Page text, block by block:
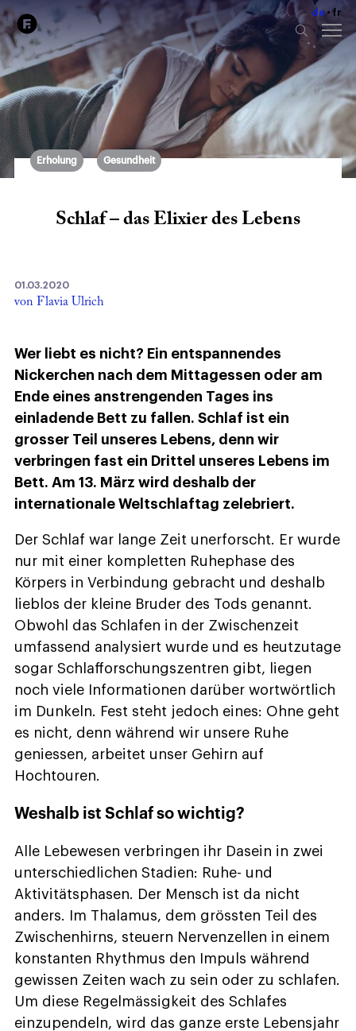
de fr
Erholung Gesundheit
Schlaf – das Elixier des Lebens
01.03.2020
von Flavia Ulrich
Wer liebt es nicht? Ein entspannendes
Nickerchen nach dem Mittagessen oder am
Ende eines anstrengenden Tages ins
einladende Bett zu fallen. Schlaf ist ein
grosser Teil unseres Lebens, denn wir
verbringen fast ein Drittel unseres Lebens im
Bett. Am 13. März wird deshalb der
internationale Weltschlaftag zelebriert.
Der Schlaf war lange Zeit unerforscht. Er wurde
nur mit einer kompletten Ruhephase des
Körpers in Verbindung gebracht und deshalb
lieblos der kleine Bruder des Tods genannt.
Obwohl das Schlafen in der Zwischenzeit
umfassend analysiert wurde und es heutzutage
sogar Schlafforschungszentren gibt, liegen
noch viele Informationen darüber wortwörtlich
im Dunkeln. Fest steht jedoch eines: Ohne geht
es nicht, denn während wir unsere Ruhe
geniessen, arbeitet unser Gehirn auf
Hochtouren.
Weshalb ist Schlaf so wichtig?
Alle Lebewesen verbringen ihr Dasein in zwei
unterschiedlichen Stadien: Ruhe- und
Aktivitätsphasen. Der Mensch ist da nicht
anders. Im Thalamus, dem grössten Teil des
Zwischenhirns, steuern Nervenzellen in einem
konstanten Rhythmus den Impuls während
gewissen Zeiten wach zu sein oder zu schlafen.
Um diese Regelmässigkeit des Schlafes
einzupendeln, wird das ganze erste Lebensjahr